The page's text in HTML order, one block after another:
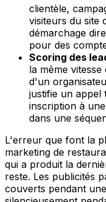
clientèle,
visiteurs du site
démarchage
pour des
Scoring des
la même
d'un
justifie un appel
inscription à
dans une
L'erreur que font la
marketing de
qui a produit la
reste. Les publicités
couverts pendant